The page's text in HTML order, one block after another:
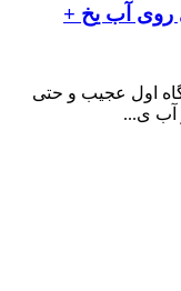
روی آب‌ یخ +
اول عجیب و حتی
آب ی...